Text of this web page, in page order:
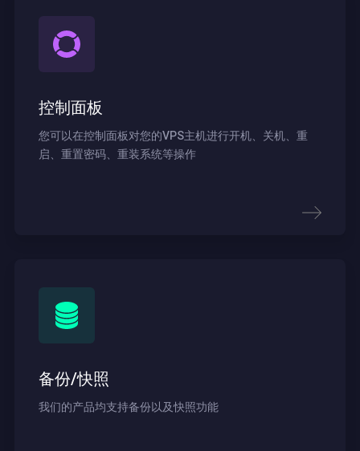
控制面板
您可以在控制面板对您的VPS主机进行开机、关机、重
启、重置密码、重装系统等操作
备份/快照
我们的产品均支持备份以及快照功能